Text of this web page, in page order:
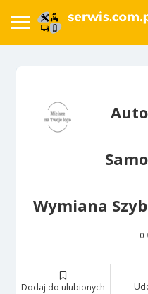
Wymiana
0
Dodaj do ulubionych